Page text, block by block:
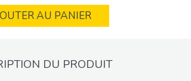
AU PANIER
DU PRODUIT